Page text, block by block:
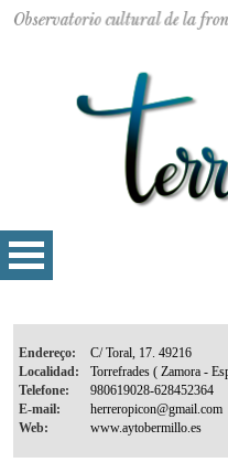
Endereço:
Localidad:
Telefone:
E-mail:
Web: